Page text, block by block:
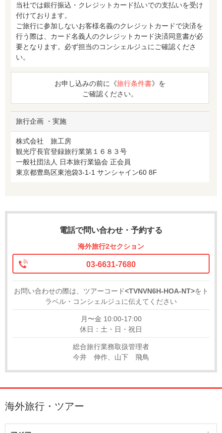
当社では銀行振込・クレジットカード払いでの支払いを受け
付けております。
ご旅行に参加しないお客様名義のクレジットカードで決済を
行う際は、カード名義人のクレジットカード決済同意書が必
要となります。必ず担当のコンシェルジュにご確認くださ
い。
お申し込みの前に《旅行条件書》を
ご確認ください。
旅行企画 ・実施
株式会社 旅工房
観光庁長官登録旅行業第１６８３号
一般社団法人 日本旅行業協会 正会員
東京都豊島区東池袋3-1-1 サンシャイン60 8F
電話で問い合わせ・予約する
海外旅行2セクション
03-6631-7680
お問い合わせの際は、ツアーコード<TVNVN6H-HOA-NT>をト
ラベル・コンシェルジュに伝えてください
月〜金 10:00-17:00
休日：土・日・祝日
総合旅行業務取扱管理者
今井 伸作、山下 飛鳥
海外旅行・ツアー